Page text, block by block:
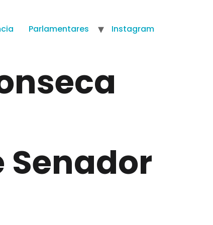
Parlamentares Instagram